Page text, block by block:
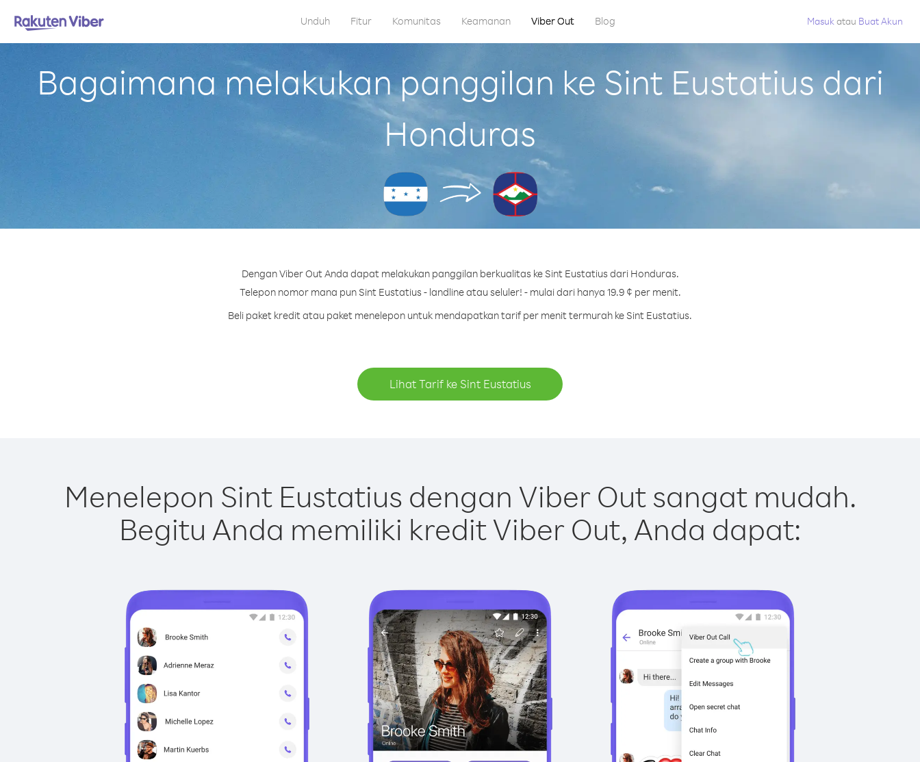
Unduh Fitur Komunitas Keamanan Viber Out Blog Masuk atau Buat Akun
Bagaimana melakukan panggilan ke Sint Eustatius dari
Honduras
Dengan Viber Out Anda dapat melakukan panggilan berkualitas ke Sint Eustatius dari Honduras.
Telepon nomor mana pun Sint Eustatius - landline atau seluler! - mulai dari hanya 19.9 ¢ per menit.
Beli paket kredit atau paket menelepon untuk mendapatkan tarif per menit termurah ke Sint Eustatius.
Lihat Tarif ke Sint Eustatius
Menelepon Sint Eustatius dengan Viber Out sangat mudah.
Begitu Anda memiliki kredit Viber Out, Anda dapat: